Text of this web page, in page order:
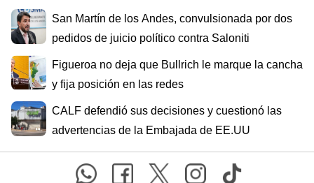
San Martín de los Andes, convulsionada por dos
pedidos de juicio político contra Saloniti
Figueroa no deja que Bullrich le marque la cancha
y fija posición en las redes
CALF defendió sus decisiones y cuestionó las
advertencias de la Embajada de EE.UU